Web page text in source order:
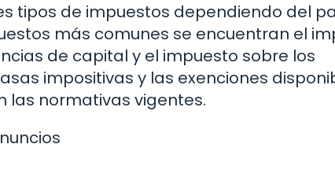
tipos de impuestos dependiendo del
más comunes se encuentran el
de capital y el impuesto sobre los
impositivas y las exenciones
las normativas vigentes.